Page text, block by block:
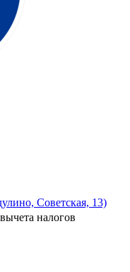
Советская, 13)
налогов